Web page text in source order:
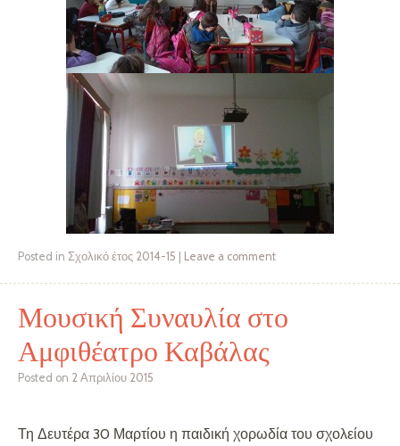
Posted in Σχολικό έτος 2014-15 Leave a comment
Μουσική Συναυλία στο
Αμφιθέατρο Καβάλας
Posted on 2 Απριλίου 2015
Τη Δευτέρα 30 Μαρτίου η παιδική χορωδία του σχολείου